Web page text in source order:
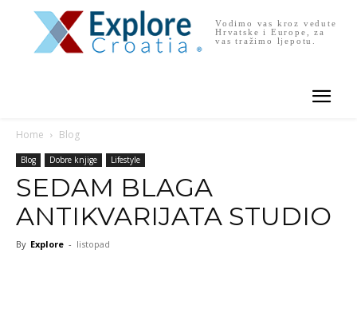
Vodimo vas kroz vedute
Hrvatske i Europe, za
vas tražimo ljepotu.
Home Blog
Blog Dobre knjige Lifestyle
SEDAM BLAGA
ANTIKVARIJATA STUDIO
By Explore - listopad